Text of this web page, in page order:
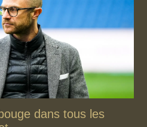
dans tous les